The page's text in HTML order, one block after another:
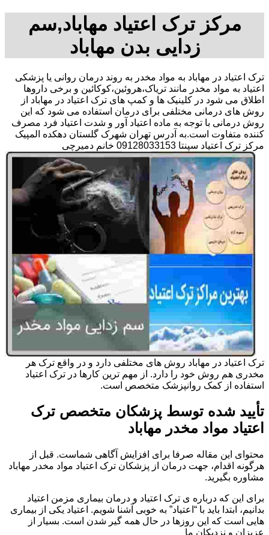
مرکز ترک اعتیاد مهاباد,سم
زدایی بدن مهاباد
ترک اعتیاد در مهاباد به مواد مخدر به روند درمان روانی یا پزشکی
اعتیاد به مواد مخدر مانند تریاک،هروئین،کوکائین و برخی داروها
اطلاق می شود در کلینیک ها و کمپ های ترک اعتیاد در مهاباد از
روش های درمانی مختلفی برای درمان استفاده می شود که این
روش درمانی با توجه به ماده اعتیاد آور و شدت اعتیاد فرد مصرف
کننده متفاوت است.به آدرس تهران شهرک گلستان دهکده المپیک
مرکز ترک اعتیاد سپنتا 09128033153 خانم دمیرچی
ترک اعتیاد در مهاباد روش های مختلفی دارد و در واقع ترک هر
مخدری هم روش خود را دارد. از مهم ترین کارها در ترک اعتیاد
استفاده از کمک روانپزشک متخصص است.
تأیید شده توسط پزشکان متخصص ترک
اعتیاد مواد مخدر مهاباد
محتوای این مقاله صرفا برای افزایش آگاهی شماست. قبل از
هرگونه اقدام، جهت درمان از پزشکان ترک اعتیاد مواد مخدر مهاباد
مشاوره بگیرید.
برای این که درباره ی ترک اعتیاد و درمان بیماری مزمن اعتیاد
بدانیم، ابتدا باید با “اعتیاد” به خوبی آشنا شویم. اعتیاد یکی از بیماری
هایی است که این روزها در حال همه گیر شدن است. بسیار از
عزیزان و نزدیکان ما